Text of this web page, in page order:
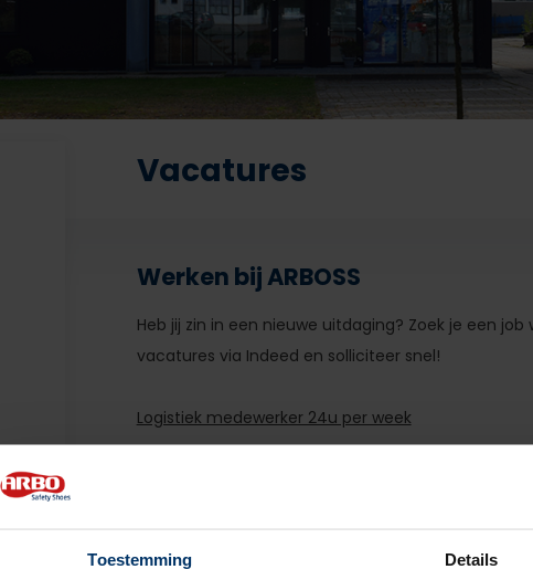
Toestemming Details
Vacatures
Werken bij ARBOSS
Heb jij zin in een nieuwe uitdaging? Zoek je een
vacatures via Indeed en solliciteer snel!
Logistiek medewerker 24u per week